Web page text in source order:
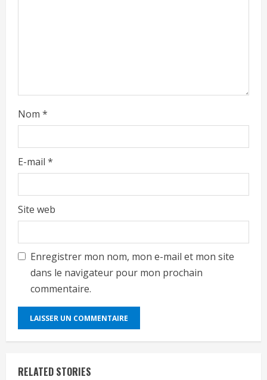
Nom *
E-mail *
Site web
Enregistrer mon nom, mon e-mail et mon site
dans le navigateur pour mon prochain
commentaire.
RELATED STORIES